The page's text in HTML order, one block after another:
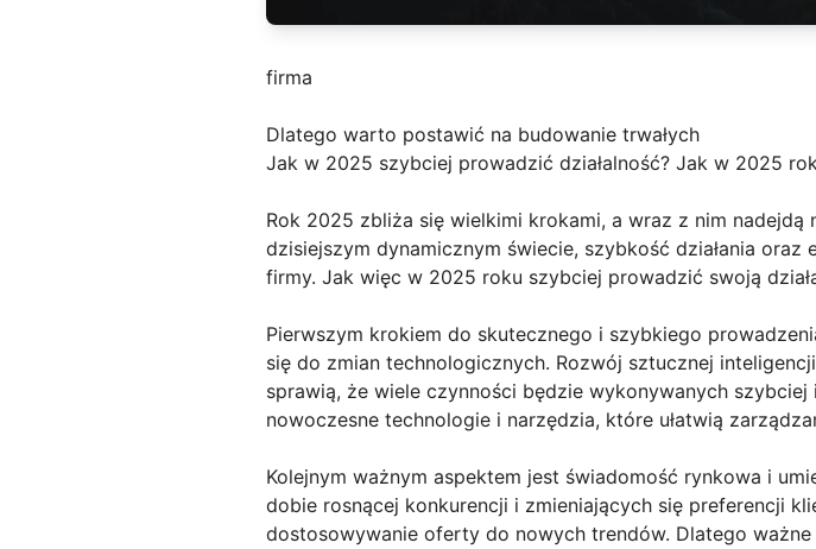
firma
Dlatego warto postawić na budowanie trwałych
Jak w 2025 szybciej prowadzić działalność? Jak w 2025
Rok 2025 zbliża się wielkimi krokami, a wraz z nim
dzisiejszym dynamicznym świecie, szybkość działania
firmy. Jak więc w 2025 roku szybciej prowadzić swoją
Pierwszym krokiem do skutecznego i szybkiego
się do zmian technologicznych. Rozwój sztucznej
sprawią, że wiele czynności będzie wykonywanych
nowoczesne technologie i narzędzia, które ułatwią
Kolejnym ważnym aspektem jest świadomość rynkowa i
dobie rosnącej konkurencji i zmieniających się preferencji
dostosowywanie oferty do nowych trendów. Dlatego